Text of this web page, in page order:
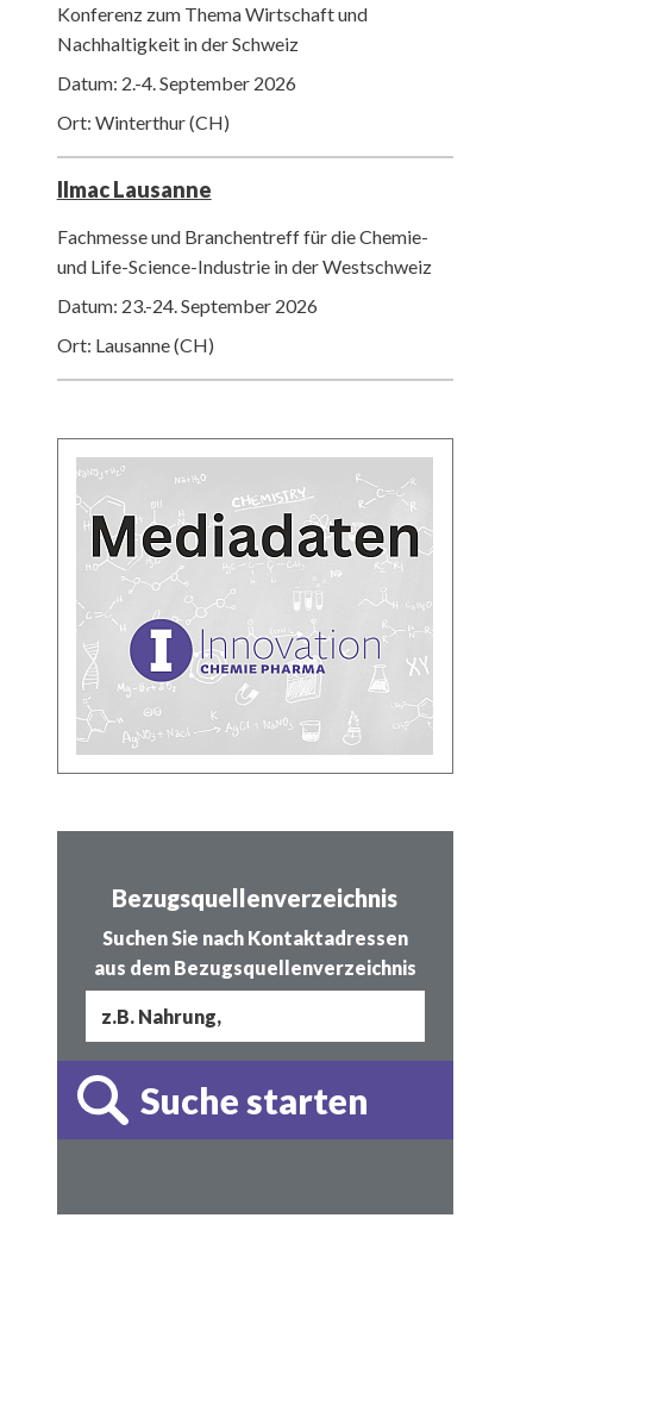
Konferenz zum Thema Wirtschaft und
Nachhaltigkeit in der Schweiz
Datum: 2.-4. September 2026
Ort: Winterthur (CH)
Ilmac Lausanne
Fachmesse und Branchentreff für die Chemie-
und Life-Science-Industrie in der Westschweiz
Datum: 23.-24. September 2026
Ort: Lausanne (CH)
Bezugsquellenverzeichnis
Suchen Sie nach Kontaktadressen
aus dem Bezugsquellenverzeichnis